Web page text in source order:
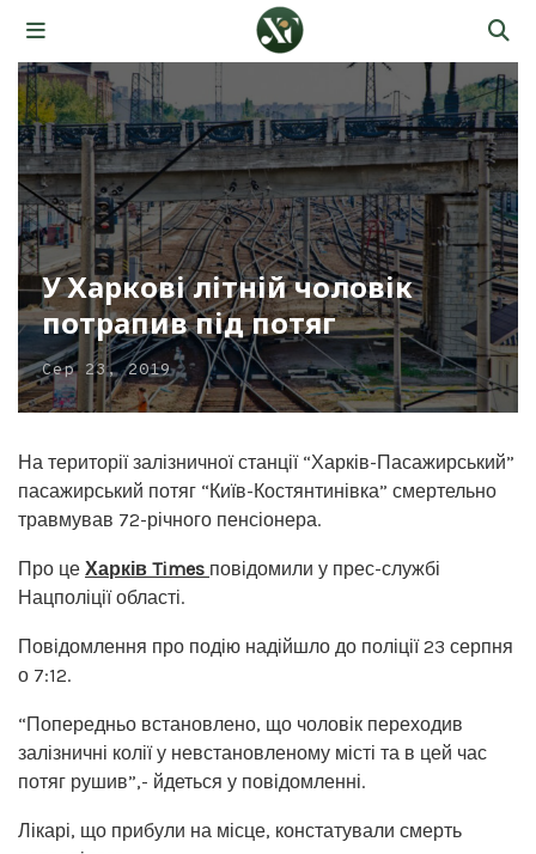
У Харкові літній чоловік
потрапив під потяг
Сер 23, 2019
На території залізничної станції “Харків-Пасажирський”
пасажирський потяг “Київ-Костянтинівка” смертельно
травмував 72-річного пенсіонера.
Про це Харків Times повідомили у прес-службі
Нацполіції області.
Повідомлення про подію надійшло до поліції 23 серпня
о 7:12.
“Попередньо встановлено, що чоловік переходив
залізничні колії у невстановленому місті та в цей час
потяг рушив”,- йдеться у повідомленні.
Лікарі, що прибули на місце, констатували смерть